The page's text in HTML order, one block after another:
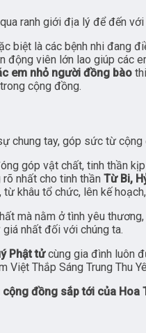
ranh giới địa lý để đến
biệt là các bệnh nhi đang
viên lớn lao giúp các
em nhỏ người đồng bào
cộng đồng.
chung tay, góp sức từ cộng
góp vật chất, tinh thần
nhất cho tinh thần Từ Bi,
khâu tổ chức, lên kế
mà nằm ở tình yêu
nhất đối với chúng ta.
Phật tửcùng gia đình luôn
Thắp Sáng Trung Thu
đồng sắp tới của Hoa